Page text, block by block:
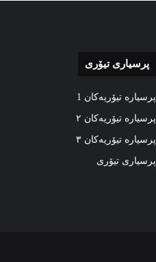
پرسیاری تیۆری
پرسیارە تیۆریەکان 1
پرسیارە تیۆریەکان ٢
پرسیارە تیۆریەکان ٣
پرسیاری تیۆری